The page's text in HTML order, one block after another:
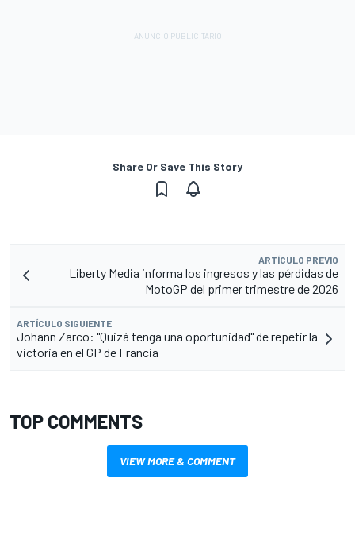
Share Or Save This Story
ARTÍCULO PREVIO
Liberty Media informa los ingresos y las pérdidas de
MotoGP del primer trimestre de 2026
ARTÍCULO SIGUIENTE
Johann Zarco: "Quizá tenga una oportunidad" de repetir la
victoria en el GP de Francia
TOP COMMENTS
VIEW MORE & COMMENT